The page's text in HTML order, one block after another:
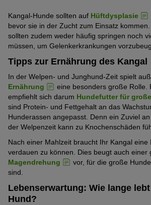
Kangal-Hunde sollten auf Hüftdysplasie
bevor sie in der Zucht zum Einsatz
sollten zudem weder häufig springen noch
müssen, um Gelenkerkrankungen
Tipps zur Ernährung des Kangal
In der Welpen- und Junghund-Zeit spielt
Ernährung
eine besonders große Rolle.
empfiehlt sich darum Hundefutter für
sind Protein- und Fettgehalt an das
Hunderassen angepasst. Denn ein Zuviel
der Welpenzeit kann zu Knochenschäden
Nach einer Mahlzeit braucht Ihr Kangal eine
verdauen zu können. Dies beugt auch einer
Magendrehung
vor, für die große
sind.
Lebenserwartung: Wie lange lebt
Hund?